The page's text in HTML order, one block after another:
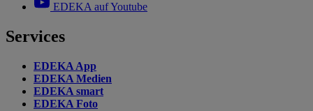
EDEKA auf Youtube
Services
EDEKA App
EDEKA Medien
EDEKA smart
EDEKA Foto